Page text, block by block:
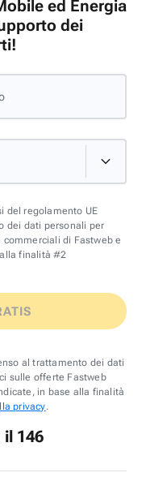
ed Energia
dei
del regolamento UE
dei dati personali per
di Fastweb e
finalità #2
al trattamento dei dati
sulle offerte Fastweb
in base alla finalità
privacy.
146